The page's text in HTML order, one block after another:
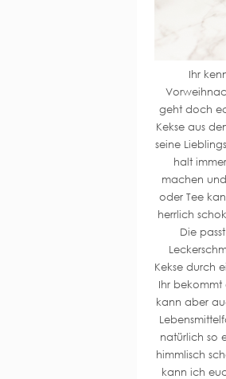
Ihr
geht doch
Kekse aus
seine
halt
machen
oder Tee
herrlich
Die
Kekse durch
Ihr
kann aber
natürlich so
himmlisch
kann ich